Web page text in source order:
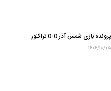
پرونده بازی شمس آذر 0-0 تراکتور
۱۴۰۴/۱۰/۰۵